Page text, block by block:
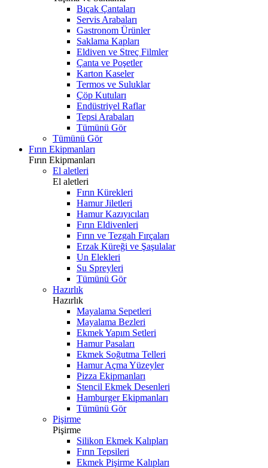
Bıçak Çantaları
Servis Arabaları
Gastronom Ürünler
Saklama Kapları
Eldiven ve Streç Filmler
Çanta ve Poşetler
Karton Kaseler
Termos ve Suluklar
Çöp Kutuları
Endüstriyel Raflar
Tepsi Arabaları
Tümünü Gör
Tümünü Gör
Fırın Ekipmanları
Fırın Ekipmanları
El aletleri
El aletleri
Fırın Kürekleri
Hamur Jiletleri
Hamur Kazıyıcıları
Fırın Eldivenleri
Fırın ve Tezgah Fırçaları
Erzak Küreği ve Şaşulalar
Un Elekleri
Su Spreyleri
Tümünü Gör
Hazırlık
Hazırlık
Mayalama Sepetleri
Mayalama Bezleri
Ekmek Yapım Setleri
Hamur Pasaları
Ekmek Soğutma Telleri
Hamur Açma Yüzeyler
Pizza Ekipmanları
Stencil Ekmek Desenleri
Hamburger Ekipmanları
Tümünü Gör
Pişirme
Pişirme
Silikon Ekmek Kalıpları
Fırın Tepsileri
Ekmek Pişirme Kalıpları